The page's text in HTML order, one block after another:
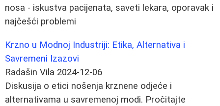
nosa - iskustva pacijenata, saveti lekara, oporavak i
najčešći problemi
Krzno u Modnoj Industriji: Etika, Alternativa i
Savremeni Izazovi
Radašin Vila 2024-12-06
Diskusija o etici nošenja krznene odjeće i
alternativama u savremenoj modi. Pročitajte